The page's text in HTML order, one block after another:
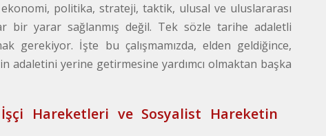
politika, strateji, taktik, ulusal ve uluslararası
bir yarar sağlanmış değil. Tek sözle tarihe adaletli
gerekiyor. İşte bu çalışmamızda, elden geldiğince,
yerine getirmesine yardımcı olmaktan başka
Hareketleri ve Sosyalist Hareketin